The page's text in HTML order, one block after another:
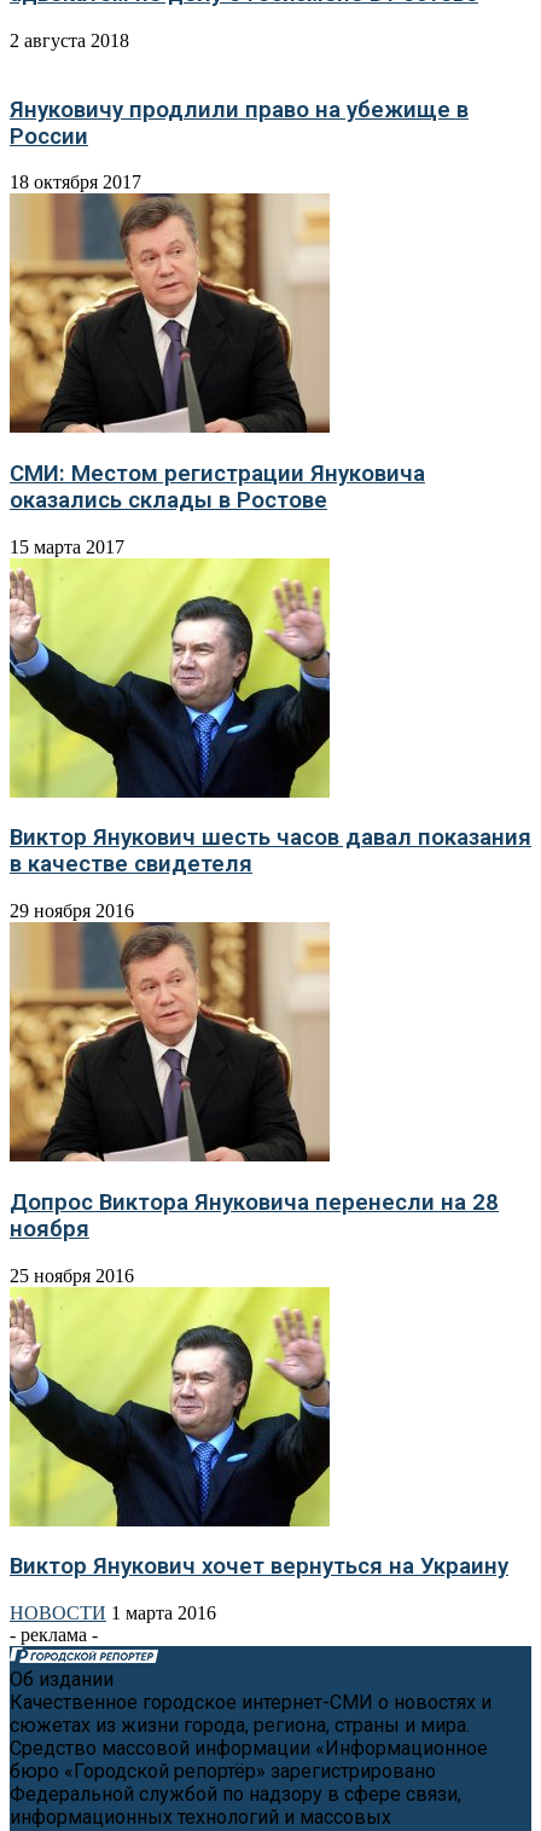
2 августа 2018
Януковичу продлили право на убежище в
России
18 октября 2017
СМИ: Местом регистрации Януковича
оказались склады в Ростове
15 марта 2017
Виктор Янукович шесть часов давал показания
в качестве свидетеля
29 ноября 2016
Допрос Виктора Януковича перенесли на 28
ноября
25 ноября 2016
Виктор Янукович хочет вернуться на Украину
НОВОСТИ 1 марта 2016
- реклама -
Об издании
Качественное городское интернет-СМИ о новостях и
сюжетах из жизни города, региона, страны и мира.
Средство массовой информации «Информационное
бюро «Городской репортёр» зарегистрировано
Федеральной службой по надзору в сфере связи,
информационных технологий и массовых